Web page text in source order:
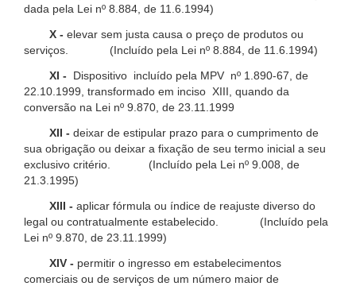
dada pela Lei nº 8.884, de 11.6.1994)
X - elevar sem justa causa o preço de produtos ou
serviços. (Incluído pela Lei nº 8.884, de 11.6.1994)
XI -
Dispositivo incluído pela MPV nº 1.890-67, de
22.10.1999, transformado em inciso XIII, quando da
conversão na Lei nº 9.870, de 23.11.1999
XII - deixar de estipular prazo para o cumprimento de
sua obrigação ou deixar a fixação de seu termo inicial a seu
exclusivo critério. (Incluído pela Lei nº 9.008, de
21.3.1995)
XIII - aplicar fórmula ou índice de reajuste diverso do
legal ou contratualmente estabelecido. (Incluído pela
Lei nº 9.870, de 23.11.1999)
XIV - permitir o ingresso em estabelecimentos
comerciais ou de serviços de um número maior de